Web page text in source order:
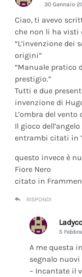
30 Gennaio
Ciao, ti avevo
che non li ha
“L’invenzione dei
origini”
“Manuale pratico
prestigio.”
Tutti e due
invenzione di
L’ombra del vento
Il gioco
entrambi citati in
questo invece è
Fiore Nero
citato in
RISPONDI
5
A me questa
segnalo
– Incantate il